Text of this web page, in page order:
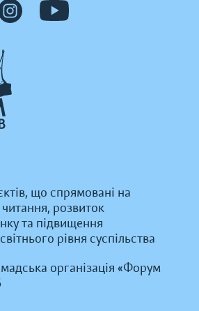
що спрямовані на
розвиток
та підвищення
рівня суспільства
організація «Форум